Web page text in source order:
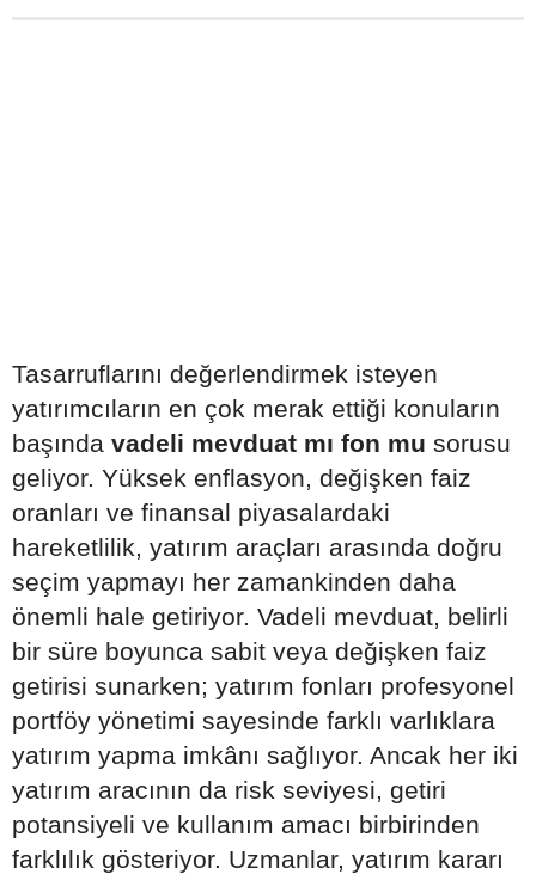
Tasarruflarını değerlendirmek isteyen
yatırımcıların en çok merak ettiği konuların
başında vadeli mevduat mı fon mu sorusu
geliyor. Yüksek enflasyon, değişken faiz
oranları ve finansal piyasalardaki
hareketlilik, yatırım araçları arasında doğru
seçim yapmayı her zamankinden daha
önemli hale getiriyor. Vadeli mevduat, belirli
bir süre boyunca sabit veya değişken faiz
getirisi sunarken; yatırım fonları profesyonel
portföy yönetimi sayesinde farklı varlıklara
yatırım yapma imkânı sağlıyor. Ancak her iki
yatırım aracının da risk seviyesi, getiri
potansiyeli ve kullanım amacı birbirinden
farklılık gösteriyor. Uzmanlar, yatırım kararı